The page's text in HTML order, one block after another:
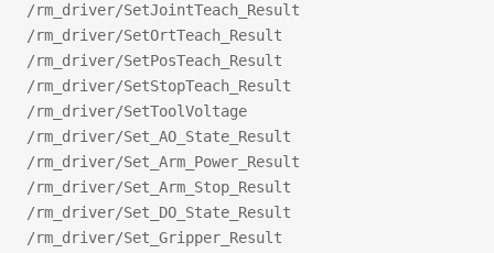
/rm_driver/SetJointTeach_Result
/rm_driver/SetOrtTeach_Result
/rm_driver/SetPosTeach_Result
/rm_driver/SetStopTeach_Result
/rm_driver/SetToolVoltage
/rm_driver/Set_AO_State_Result
/rm_driver/Set_Arm_Power_Result
/rm_driver/Set_Arm_Stop_Result
/rm_driver/Set_DO_State_Result
/rm_driver/Set_Gripper_Result